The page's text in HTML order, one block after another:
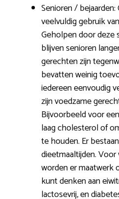
Senioren /
veelvuldig gebruik
Geholpen door deze
blijven senioren
gerechten zijn
bevatten weinig
iedereen eenvoudig
zijn voedzame
Bijvoorbeeld voor
laag cholesterol of
te houden. Er
dieetmaaltijden.
worden er maatwerk
kunt denken aan
lactosevrij, en